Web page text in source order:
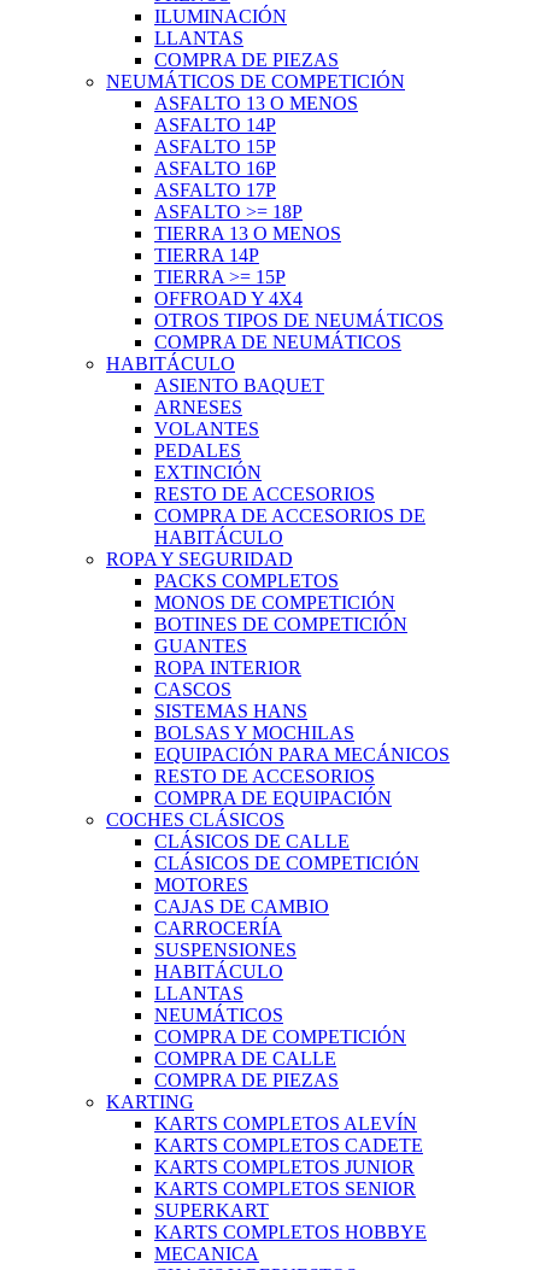
ILUMINACIÓN
LLANTAS
COMPRA DE PIEZAS
NEUMÁTICOS DE COMPETICIÓN
ASFALTO 13 O MENOS
ASFALTO 14P
ASFALTO 15P
ASFALTO 16P
ASFALTO 17P
ASFALTO >= 18P
TIERRA 13 O MENOS
TIERRA 14P
TIERRA >= 15P
OFFROAD Y 4X4
OTROS TIPOS DE NEUMÁTICOS
COMPRA DE NEUMÁTICOS
HABITÁCULO
ASIENTO BAQUET
ARNESES
VOLANTES
PEDALES
EXTINCIÓN
RESTO DE ACCESORIOS
COMPRA DE ACCESORIOS DE
HABITÁCULO
ROPA Y SEGURIDAD
PACKS COMPLETOS
MONOS DE COMPETICIÓN
BOTINES DE COMPETICIÓN
GUANTES
ROPA INTERIOR
CASCOS
SISTEMAS HANS
BOLSAS Y MOCHILAS
EQUIPACIÓN PARA MECÁNICOS
RESTO DE ACCESORIOS
COMPRA DE EQUIPACIÓN
COCHES CLÁSICOS
CLÁSICOS DE CALLE
CLÁSICOS DE COMPETICIÓN
MOTORES
CAJAS DE CAMBIO
CARROCERÍA
SUSPENSIONES
HABITÁCULO
LLANTAS
NEUMÁTICOS
COMPRA DE COMPETICIÓN
COMPRA DE CALLE
COMPRA DE PIEZAS
KARTING
KARTS COMPLETOS ALEVÍN
KARTS COMPLETOS CADETE
KARTS COMPLETOS JUNIOR
KARTS COMPLETOS SENIOR
SUPERKART
KARTS COMPLETOS HOBBYE
MECANICA